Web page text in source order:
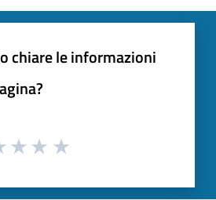
chiare le informazioni